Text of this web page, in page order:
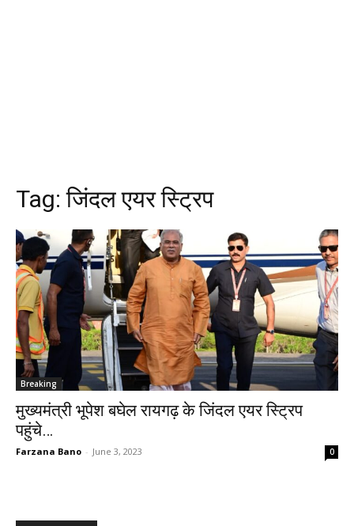
Tag:जिंदल एयर स्ट्रिप
Breaking
मुख्यमंत्री भूपेश बघेल रायगढ़ के जिंदल एयर स्ट्रिप
पहुंचे…
Farzana Bano - June 3, 2023 0